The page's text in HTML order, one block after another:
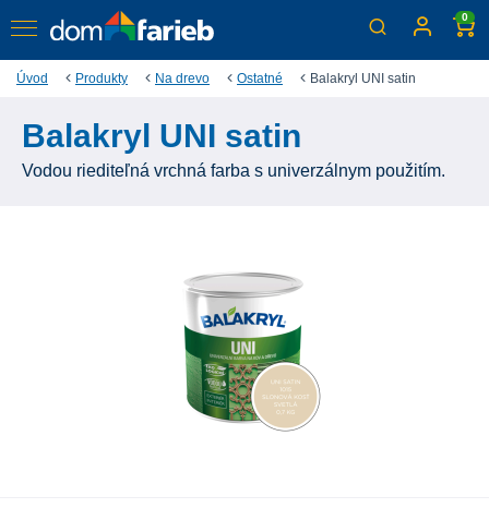
0
Úvod Produkty Na drevo Ostatné Balakryl UNI satin
Balakryl UNI satin
Vodou riediteľná vrchná farba s univerzálnym použitím.